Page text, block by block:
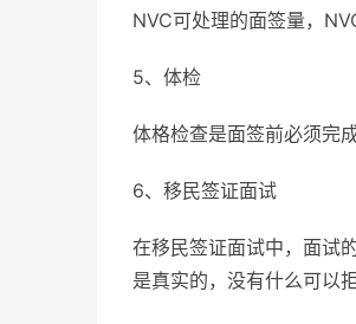
NVC可处理的面签量，
5、体检
体格检查是面签前必须完
6、移民签证面试
在移民签证面试中，面试
是真实的，没有什么可以